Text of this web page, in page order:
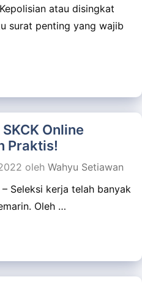
atau disingkat
surat penting yang wajib
Online
Praktis!
oleh Wahyu Setiawan
Seleksi kerja telah banyak
Oleh …